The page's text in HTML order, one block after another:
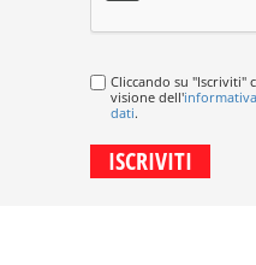
Cliccando su "Iscriviti"
visione dell'
dati.